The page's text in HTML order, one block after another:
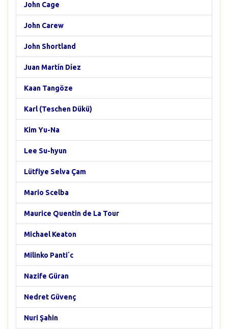
John Cage
John Carew
John Shortland
Juan Martín Díez
Kaan Tangöze
Karl (Teschen Dükü)
Kim Yu-Na
Lee Su-hyun
Lütfiye Selva Çam
Mario Scelba
Maurice Quentin de La Tour
Michael Keaton
Milinko Panti´c
Nazife Güran
Nedret Güvenç
Nuri Şahin